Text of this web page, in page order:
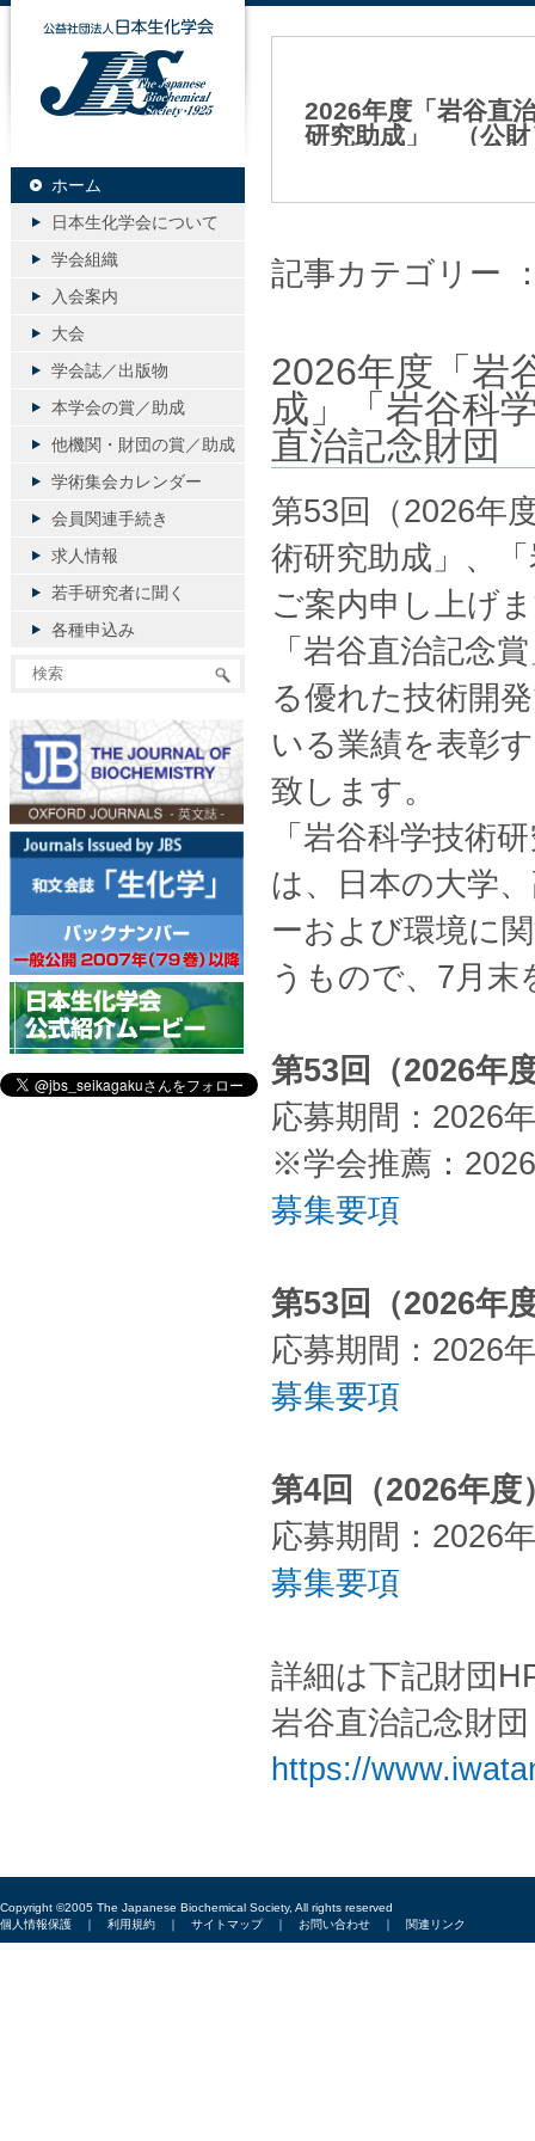
2026年度「岩谷直
研究助成」 （公財
記事カテゴリー
2026年度「岩
成」「岩谷科
直治記念財団
第53回（2026年
術研究助成」、
ご案内申し上げ
「岩谷直治記念
る優れた技術開
いる業績を表彰
致します。
「岩谷科学技術
は、日本の大学
ーおよび環境に
うもので、7月
第53回（2026年
応募期間：2026
※学会推薦：
募集要項
第53回（2026年
応募期間：2026
募集要項
第4回（2026年度
応募期間：2026
募集要項
詳細は下記財団
岩谷直治記念財
https://
公益社団法人日本生化学会
ホーム
日本生化学会について
学会組織
入会案内
大会
学会誌／出版物
本学会の賞／助成
他機関・財団の賞／助成
学術集会カレンダー
会員関連手続き
求人情報
若手研究者に聞く
各種申込み
Copyright ©2005 The Japanese Biochemical Society, All rights reserved
個人情報保護 ｜ 利用規約 ｜ サイトマップ｜ お問い合わせ ｜ 関連リンク